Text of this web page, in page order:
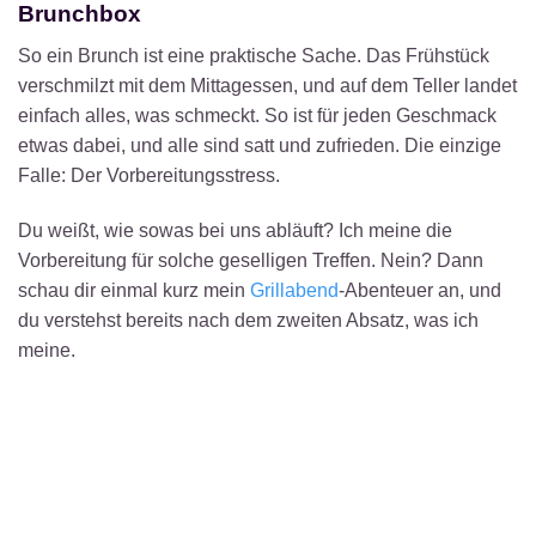
Brunchbox
So ein Brunch ist eine praktische Sache. Das Frühstück
verschmilzt mit dem Mittagessen, und auf dem Teller landet
einfach alles, was schmeckt. So ist für jeden Geschmack
etwas dabei, und alle sind satt und zufrieden. Die einzige
Falle: Der Vorbereitungsstress.
Du weißt, wie sowas bei uns abläuft? Ich meine die
Vorbereitung für solche geselligen Treffen. Nein? Dann
schau dir einmal kurz mein Grillabend-Abenteuer an, und
du verstehst bereits nach dem zweiten Absatz, was ich
meine.